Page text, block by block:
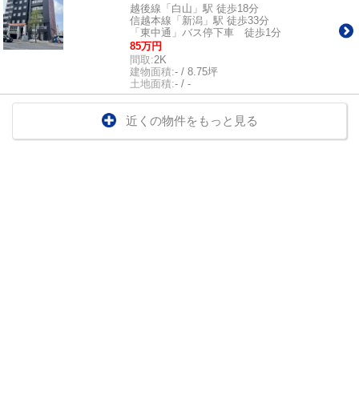
越後線「白山」駅 徒歩18分
信越本線「新潟」駅 徒歩33分
「東中通」バス停下車 徒歩1分
85万円
間取:2K
建物面積:- / 8.75坪
土地面積:- / -
近くの物件をもっと見る